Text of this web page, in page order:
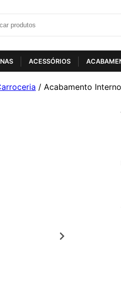
ACESSÓRIOS
/ Acabamento